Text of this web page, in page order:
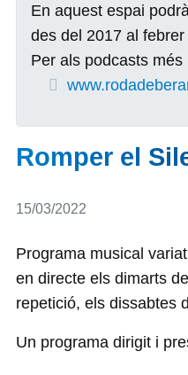
En aquest espai
des del 2017 al
Per als podcasts
Romper el
Detalls
15/03/2022
Programa musical
en directe els dimarts
repetició, els dissabtes
Un programa dirigit i